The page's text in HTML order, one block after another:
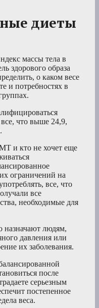
диеты
массы тела в
здорового образа
о каком весе
и потребностях в
что выше 24,9,
и кто не хочет еще
ограничений на
все, что
все
необходимые для
назначают людям,
давления или
их заболевания.
после
серьезным
постепенное
веса.